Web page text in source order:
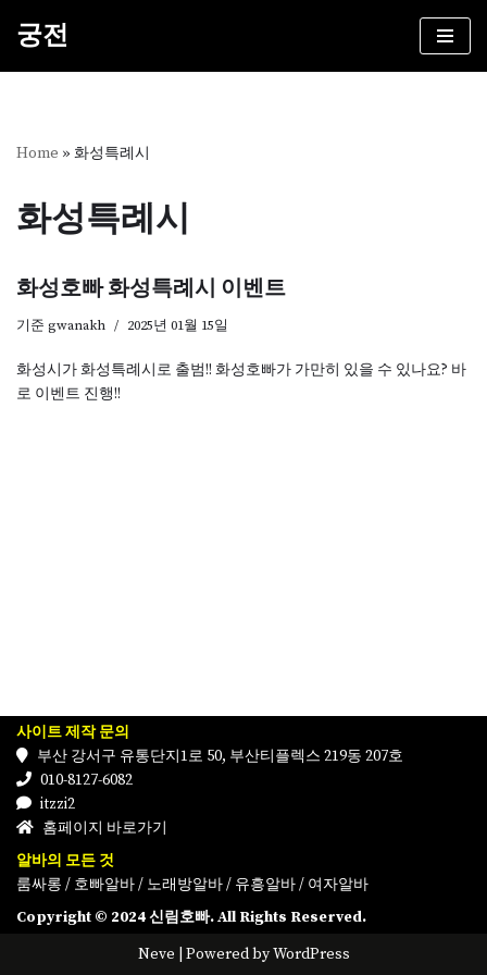
건
뛰
기
궁전
Home » 화성특례시
화성특례시
화성호빠 화성특례시 이벤트
기준 gwanakh 2025년 01월 15일
화성시가 화성특례시로 출범!! 화성호빠가 가만히 있을 수 있나요? 바
로 이벤트 진행!!
사이트 제작 문의
부산 강서구 유통단지1로 50, 부산티플렉스 219동 207호
010-8127-6082
itzzi2
홈페이지 바로가기
알바의 모든 것
룸싸롱 / 호빠알바/ 노래방알바/ 유흥알바/ 여자알바
Copyright © 2024 신림호빠. All Rights Reserved.
Neve | Powered byWordPress